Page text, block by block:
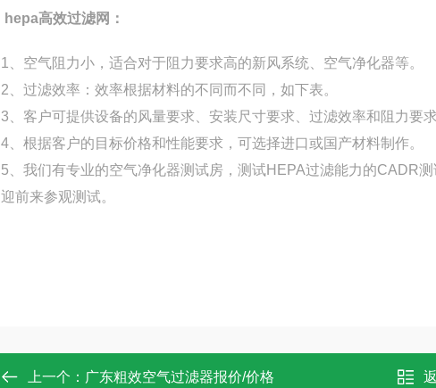
hepa高效过滤网：
1、空气阻力小，适合对于阻力要求高的新风系统、空气净化器等。
2、过滤效率：效率根据材料的不同而不同，如下表。
3、客户可提供设备的风量要求、安装尺寸要求、过滤效率和阻力要
4、根据客户的目标价格和性能要求，可选择进口或国产材料制作。
5、我们有专业的空气净化器测试房，测试HEPA过滤能力的CADR
迎前来参观测试。
上一个： 广东粗效空气过滤器报价/价格